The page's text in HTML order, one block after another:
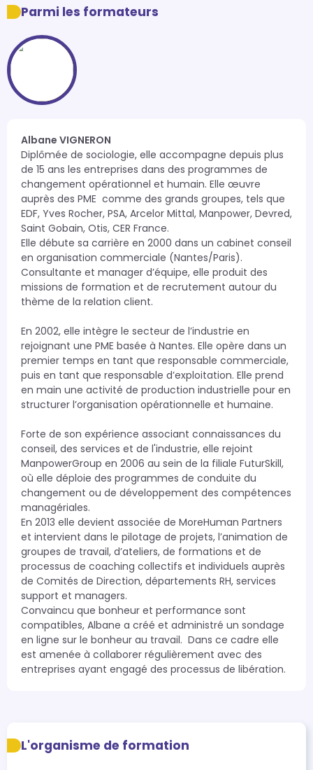
Parmi les formateurs
Albane VIGNERON
Diplômée de sociologie, elle accompagne depuis plus
de 15 ans les entreprises dans des programmes de
changement opérationnel et humain. Elle œuvre
auprès des PME  comme des grands groupes, tels que
EDF, Yves Rocher, PSA, Arcelor Mittal, Manpower, Devred,
Saint Gobain, Otis, CER France.
Elle débute sa carrière en 2000 dans un cabinet conseil
en organisation commerciale (Nantes/Paris).
Consultante et manager d’équipe, elle produit des
missions de formation et de recrutement autour du
thème de la relation client.
En 2002, elle intègre le secteur de l’industrie en
rejoignant une PME basée à Nantes. Elle opère dans un
premier temps en tant que responsable commerciale,
puis en tant que responsable d’exploitation. Elle prend
en main une activité de production industrielle pour en
structurer l’organisation opérationnelle et humaine.
Forte de son expérience associant connaissances du
conseil, des services et de l'industrie, elle rejoint
ManpowerGroup en 2006 au sein de la filiale FuturSkill,
où elle déploie des programmes de conduite du
changement ou de développement des compétences
managériales.
En 2013 elle devient associée de MoreHuman Partners
et intervient dans le pilotage de projets, l’animation de
groupes de travail, d’ateliers, de formations et de
processus de coaching collectifs et individuels auprès
de Comités de Direction, départements RH, services
support et managers.
Convaincu que bonheur et performance sont
compatibles, Albane a créé et administré un sondage
en ligne sur le bonheur au travail.  Dans ce cadre elle
est amenée à collaborer régulièrement avec des
entreprises ayant engagé des processus de libération.
L'organisme de formation